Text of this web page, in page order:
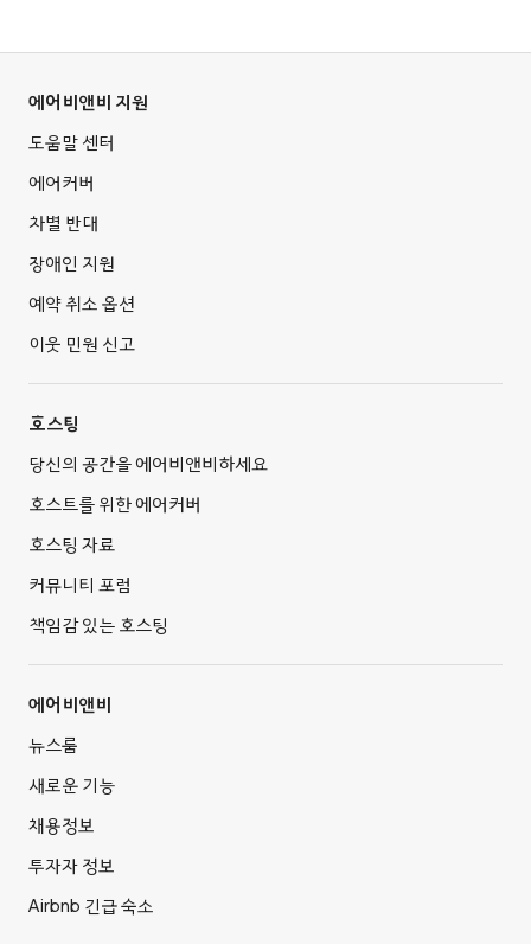
에어비앤비 지원
도움말 센터
에어커버
차별 반대
장애인 지원
예약 취소 옵션
이웃 민원 신고
호스팅
당신의 공간을 에어비앤비하세요
호스트를 위한 에어커버
호스팅 자료
커뮤니티 포럼
책임감 있는 호스팅
에어비앤비
뉴스룸
새로운 기능
채용정보
투자자 정보
Airbnb 긴급 숙소